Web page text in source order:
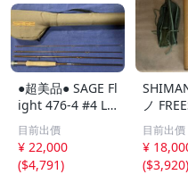
●超美品● SAGE Fl
ight 476-4 #4 Li
ne 7'6” 3 -1/16
OZ オレンジブラ
ンクス
目前出價
¥ 22,000
($4,791)
ノ
V #3 8'3
5pcs フ
ド ケー
き
目前出價
¥
($3,920)